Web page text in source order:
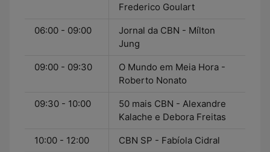
Frederico Goulart
06:00 - 09:00
Jornal da CBN - Mílton
Jung
09:00 - 09:30
O Mundo em Meia Hora -
Roberto Nonato
09:30 - 10:00
50 mais CBN - Alexandre
Kalache e Debora Freitas
10:00 - 12:00 CBN SP - Fabíola Cidral